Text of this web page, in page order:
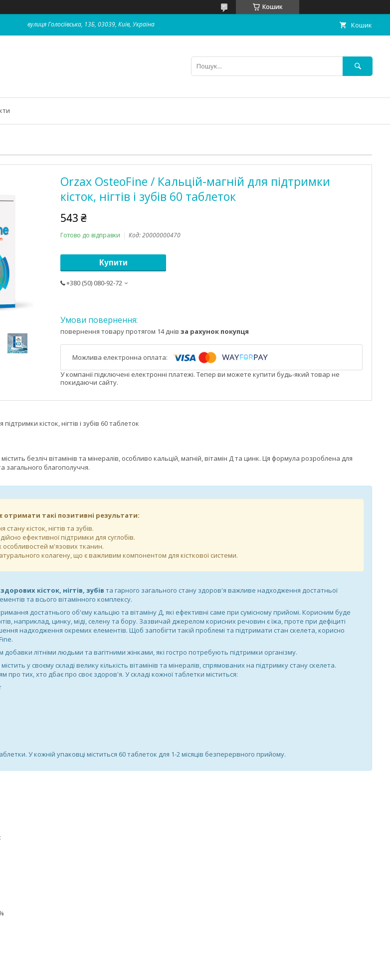
Кошик
вулиця Голосіївська, 13Б, 03039, Київ, Україна Кошик
Orzax OsteoFine / Кальцій-магній для підтримки
кісток, нігтів і зубів 60 таблеток
543 ₴
Готово до відправки Код:20000000470
Купити
+380 (50) 080-92-72
повернення товару протягом 14 днів за рахунок покупця
У компанії підключені електронні платежі. Тепер ви можете купити будь-який товар не
покидаючи сайту.
кісток, нігтів і зубів 60 таблеток
безліч вітамінів та мінералів, особливо кальцій, магній, вітамін Д та цинк. Ця формула розроблена для
загального благополуччя.
такі позитивні результати:
кісток, нігтів та зубів.
ефективної підтримки для суглобів.
особливостей м'язових тканин.
колагену, що є важливим компонентом для кісткової системи.
кісток, нігтів, зубів та гарного загального стану здоров'я важливе надходження достатньої
та всього вітамінного комплексу.
достатнього об'єму кальцію та вітаміну Д, які ефективні саме при сумісному прийомі. Корисним буде
наприклад, цинку, міді, селену та бору. Зазвичай джерелом корисних речовин є їжа, проте при дефіциті
надходження окремих елементів. Щоб запобігти такій проблемі та підтримати стан скелета, корисно
літніми людьми та вагітними жінками, які гостро потребують підтримки організму.
у своєму складі велику кількість вітамінів та мінералів, спрямованих на підтримку стану скелета.
тих, хто дбає про своє здоров'я. У складі кожної таблетки міститься:
У кожній упаковці міститься 60 таблеток для 1-2 місяців безперервного прийому.